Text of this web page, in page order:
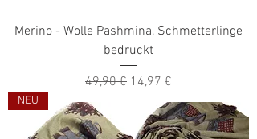
Merino - Wolle Pashmina, Schmetterlinge
bedruckt
Standardpreis
49,90 € Sale-Preis
14,97 €
NEU